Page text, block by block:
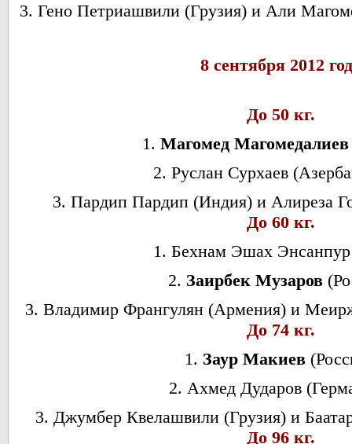
3. Гено Петриашвили (Грузия) и Али
8 сентября 2012
До 50 кг.
1. Магомед
2. Руслан Сурхаев
3. Пардип Пардип (Индия) и Алиреза
До 60 кг.
1. Бехнам Эшах
2. Заирбек Музаров
3. Владимир Франгулян (Армения) и
До 74 кг.
1. Заур Макиев
2. Ахмед Дударов
3. Джумбер Квелашвили (Грузия) и
До 96 кг.